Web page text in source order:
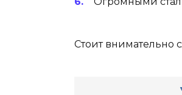
Стоит внимательно